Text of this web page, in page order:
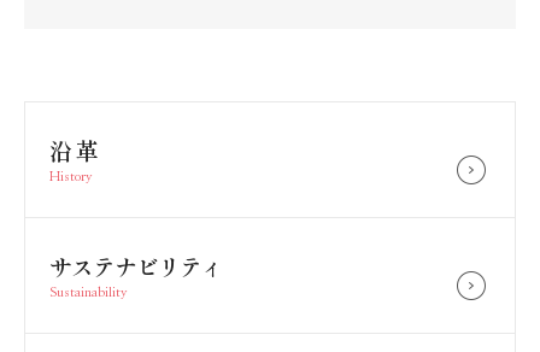
沿 革
History
サステナビリティ
Sustainability